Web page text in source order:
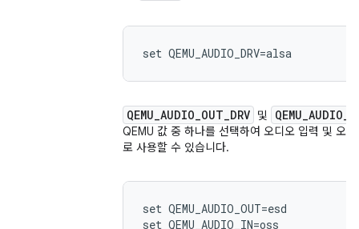
QEMU_AUDIO_OUT_DRV 및
QEMU 값 중 하나를 선택하여 오디오 입력 및 오
로 사용할 수 있습니다.
set QEMU_AUDIO_OUT=esd